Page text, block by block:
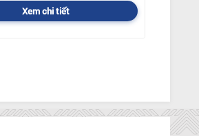
Xem chi tiết